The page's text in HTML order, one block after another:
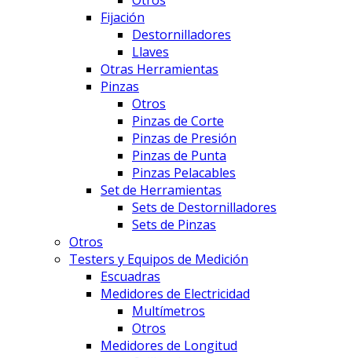
Fijación
Destornilladores
Llaves
Otras Herramientas
Pinzas
Otros
Pinzas de Corte
Pinzas de Presión
Pinzas de Punta
Pinzas Pelacables
Set de Herramientas
Sets de Destornilladores
Sets de Pinzas
Otros
Testers y Equipos de Medición
Escuadras
Medidores de Electricidad
Multímetros
Otros
Medidores de Longitud